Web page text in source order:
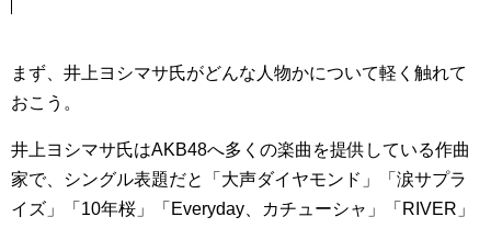
まず、井上ヨシマサ氏がどんな人物かについて軽く触れて
おこう。
井上ヨシマサ氏はAKB48へ多くの楽曲を提供している作曲
家で、シングル表題だと「大声ダイヤモンド」「涙サプラ
イズ」「10年桜」「Everyday、カチューシャ」「RIVER」